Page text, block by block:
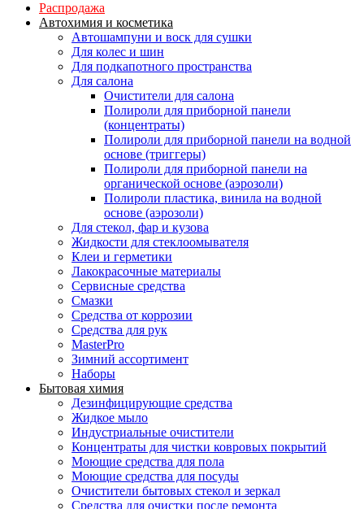
Распродажа
Автохимия и косметика
Автошампуни и воск для сушки
Для колес и шин
Для подкапотного пространства
Для салона
Очистители для салона
Полироли для приборной панели
(концентраты)
Полироли для приборной панели на водной
основе (триггеры)
Полироли для приборной панели на
органической основе (аэрозоли)
Полироли пластика, винила на водной
основе (аэрозоли)
Для стекол, фар и кузова
Жидкости для стеклоомывателя
Клеи и герметики
Лакокрасочные материалы
Сервисные средства
Смазки
Средства от коррозии
Средства для рук
MasterPro
Зимний ассортимент
Наборы
Бытовая химия
Дезинфицирующие средства
Жидкое мыло
Индустриальные очистители
Концентраты для чистки ковровых покрытий
Моющие средства для пола
Моющие средства для посуды
Очистители бытовых стекол и зеркал
Средства для очистки после ремонта